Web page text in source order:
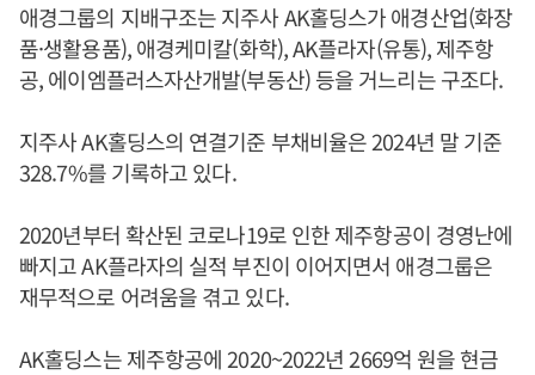
애경그룹의 지배구조는 지주사 AK홀딩스가 애경산업(화장
품·생활용품), 애경케미칼(화학), AK플라자(유통), 제주항
공, 에이엠플러스자산개발(부동산) 등을 거느리는 구조다.
지주사 AK홀딩스의 연결기준 부채비율은 2024년 말 기준
328.7%를 기록하고 있다.
2020년부터 확산된 코로나19로 인한 제주항공이 경영난에
빠지고 AK플라자의 실적 부진이 이어지면서 애경그룹은
재무적으로 어려움을 겪고 있다.
AK홀딩스는 제주항공에 2020~2022년 2669억 원을 현금